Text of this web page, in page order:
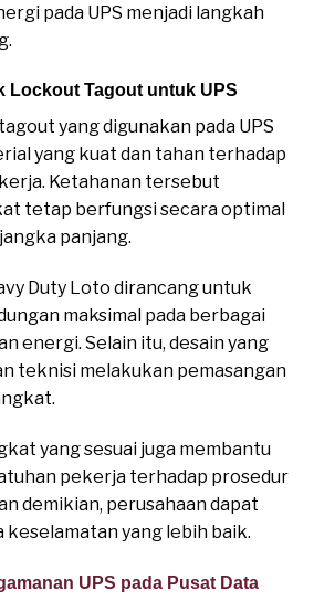
pada UPS menjadi langkah
Lockout Tagout untuk UPS
yang digunakan pada UPS
yang kuat dan tahan terhadap
Ketahanan tersebut
tetap berfungsi secara optimal
panjang.
Duty Loto dirancang untuk
maksimal pada berbagai
energi. Selain itu, desain yang
teknisi melakukan pemasangan
yang sesuai juga membantu
pekerja terhadap prosedur
demikian, perusahaan dapat
keselamatan yang lebih baik.
UPS pada Pusat Data